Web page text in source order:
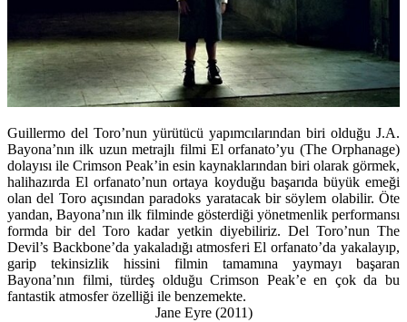
Guillermo del Toro’nun yürütücü yapımcılarından biri olduğu J.A.
Bayona’nın ilk uzun metrajlı filmi El orfanato’yu (The Orphanage)
dolayısı ile Crimson Peak’in esin kaynaklarından biri olarak görmek,
halihazırda El orfanato’nun ortaya koyduğu başarıda büyük emeği
olan del Toro açısından paradoks yaratacak bir söylem olabilir. Öte
yandan, Bayona’nın ilk filminde gösterdiği yönetmenlik performansı
formda bir del Toro kadar yetkin diyebiliriz. Del Toro’nun The
Devil’s Backbone’da yakaladığı atmosferi El orfanato’da yakalayıp,
garip tekinsizlik hissini filmin tamamına yaymayı başaran
Bayona’nın filmi, türdeş olduğu Crimson Peak’e en çok da bu
fantastik atmosfer özelliği ile benzemekte.
Jane Eyre (2011)